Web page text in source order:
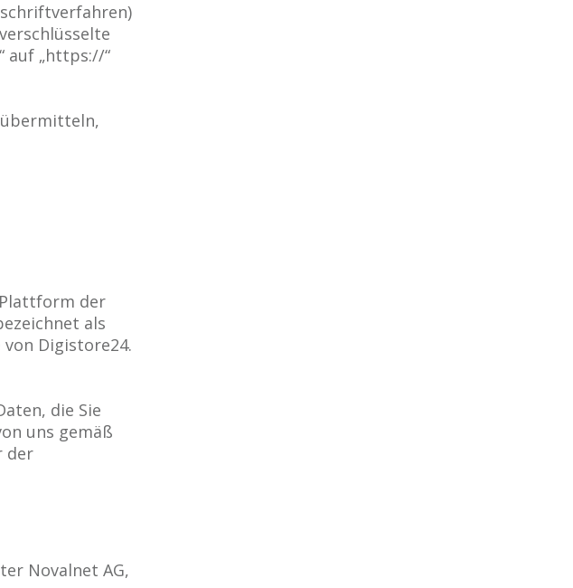
auf „https://“
übermitteln,
der
als
Digistore24.
die Sie
uns gemäß
der
Novalnet AG,